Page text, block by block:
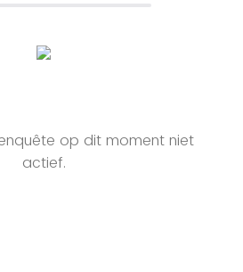
op dit moment niet
actief.